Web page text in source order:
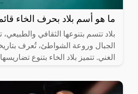
ما هو أسم بلاد بحرف الخاء
بلاد تتسم بتنوعها الثقافي
الجبال وروعة الشواطئ، تُعرف
الغني. تتميز بلاد الخاء بتنوع